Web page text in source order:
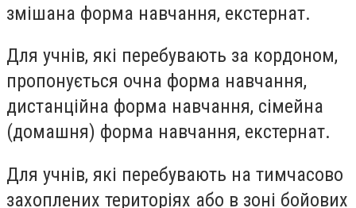
змішана форма навчання, екстернат.
Для учнів, які перебувають за кордоном,
пропонується очна форма навчання,
дистанційна форма навчання, сімейна
(домашня) форма навчання, екстернат.
Для учнів, які перебувають на тимчасово
захоплених територіях або в зоні бойових